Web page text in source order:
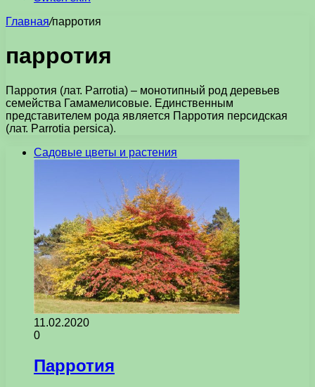
Главная/парротия
парротия
Парротия (лат. Parrotia) – монотипный род деревьев
семейства Гамамелисовые. Единственным
представителем рода является Парротия персидская
(лат. Parrotia persica).
Садовые цветы и растения
11.02.2020
0
Парротия